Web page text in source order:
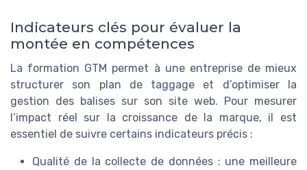
Indicateurs clés pour évaluer la
montée en compétences
La formation GTM permet à une entreprise de mieux
structurer son plan de taggage et d’optimiser la
gestion des balises sur son site web. Pour mesurer
l’impact réel sur la croissance de la marque, il est
essentiel de suivre certains indicateurs précis :
Qualité de la collecte de données : une meilleure